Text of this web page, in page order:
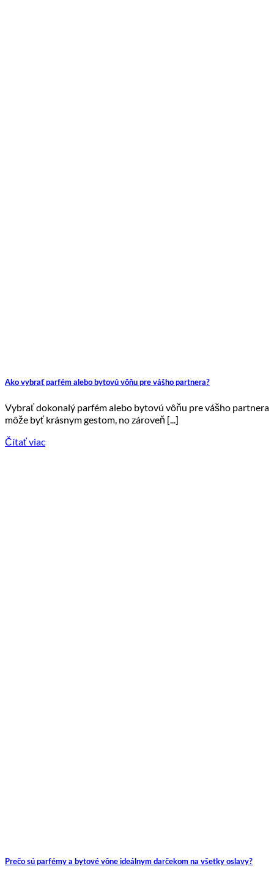
Ako vybrať parfém alebo bytovú vôňu pre vášho partnera?
Vybrať dokonalý parfém alebo bytovú vôňu pre vášho partnera
môže byť krásnym gestom, no zároveň [...]
Čítať viac
Prečo sú parfémy a bytové vône ideálnym darčekom na všetky oslavy?